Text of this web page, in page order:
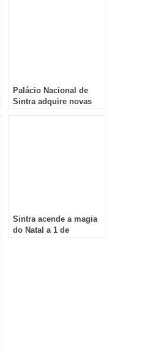
Palácio Nacional de
Sintra adquire novas
Sintra acende a magia
do Natal a 1 de